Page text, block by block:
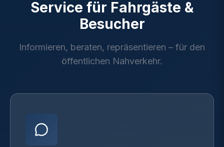
Service für Fahrgäste &
Besucher
Informieren, beraten, repräsentieren – für den
öffentlichen Nahverkehr.